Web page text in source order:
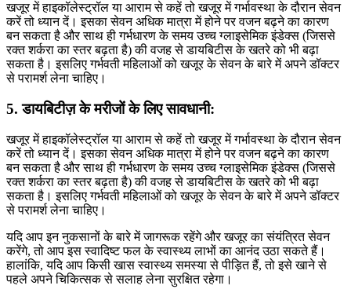
खजूर में हाइकॉलेस्ट्रॉल या आराम से कहें तो खजूर में गर्भावस्था के दौरान सेवन
करें तो ध्यान दें। इसका सेवन अधिक मात्रा में होने पर वजन बढ़ने का कारण
बन सकता है और साथ ही गर्भधारण के समय उच्च ग्लाइसेमिक इंडेक्स (जिससे
रक्त शर्करा का स्तर बढ़ता है) की वजह से डायबिटीस के खतरे को भी बढ़ा
सकता है। इसलिए गर्भवती महिलाओं को खजूर के सेवन के बारे में अपने डॉक्टर
से परामर्श लेना चाहिए।
5.डायबिटीज़ के मरीजों के लिए सावधानी:
खजूर में हाइकॉलेस्ट्रॉल या आराम से कहें तो खजूर में गर्भावस्था के दौरान सेवन
करें तो ध्यान दें। इसका सेवन अधिक मात्रा में होने पर वजन बढ़ने का कारण
बन सकता है और साथ ही गर्भधारण के समय उच्च ग्लाइसेमिक इंडेक्स (जिससे
रक्त शर्करा का स्तर बढ़ता है) की वजह से डायबिटीस के खतरे को भी बढ़ा
सकता है। इसलिए गर्भवती महिलाओं को खजूर के सेवन के बारे में अपने डॉक्टर
से परामर्श लेना चाहिए।
यदि आप इन नुकसानों के बारे में जागरूक रहेंगे और खजूर का संयंत्रित सेवन
करेंगे, तो आप इस स्वादिष्ट फल के स्वास्थ्य लाभों का आनंद उठा सकते हैं।
हालांकि, यदि आप किसी खास स्वास्थ्य समस्या से पीड़ित हैं, तो इसे खाने से
पहले अपने चिकित्सक से सलाह लेना सुरक्षित रहेगा।